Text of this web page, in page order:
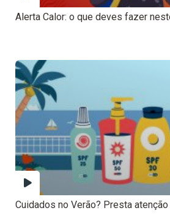
Alerta Calor: o que deves fazer
Cuidados no Verão? Presta atenção